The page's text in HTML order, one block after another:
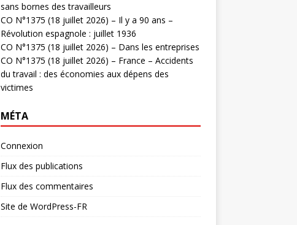
sans bornes des travailleurs
CO N°1375 (18 juillet 2026) – Il y a 90 ans –
Révolution espagnole : juillet 1936
CO N°1375 (18 juillet 2026) – Dans les entreprises
CO N°1375 (18 juillet 2026) – France – Accidents
du travail : des économies aux dépens des
victimes
MÉTA
Connexion
Flux des publications
Flux des commentaires
Site de WordPress-FR